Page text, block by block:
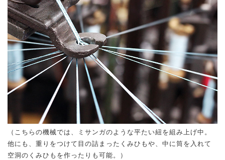
（こちらの機械では、ミサンガのような平たい紐を組み上げ中。
他にも、重りをつけて目の詰まったくみひもや、中に筒を入れて
空洞のくみひもを作ったりも可能。）